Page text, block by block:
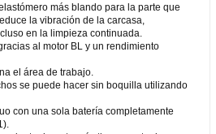
más blando para la parte que
la vibración de la carcasa,
en la limpieza continuada.
al motor BL y un rendimiento
el área de trabajo.
se puede hacer sin boquilla utilizando
con una sola batería completamente